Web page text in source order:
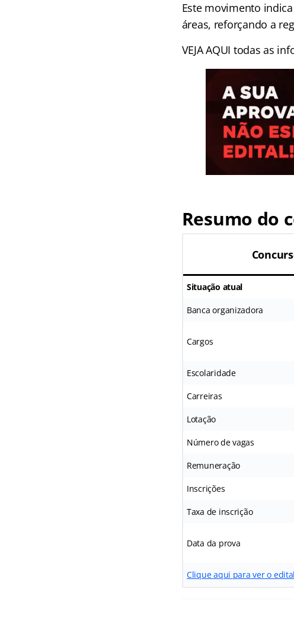
Este movimento
áreas, reforçando a
VEJA AQUI todas as
Resumo do
Situação atual
Banca organizadora
Cargos
Escolaridade
Carreiras
Lotação
Número de vagas
Remuneração
Inscrições
Taxa de inscrição
Data da prova
Clique aqui para ver o